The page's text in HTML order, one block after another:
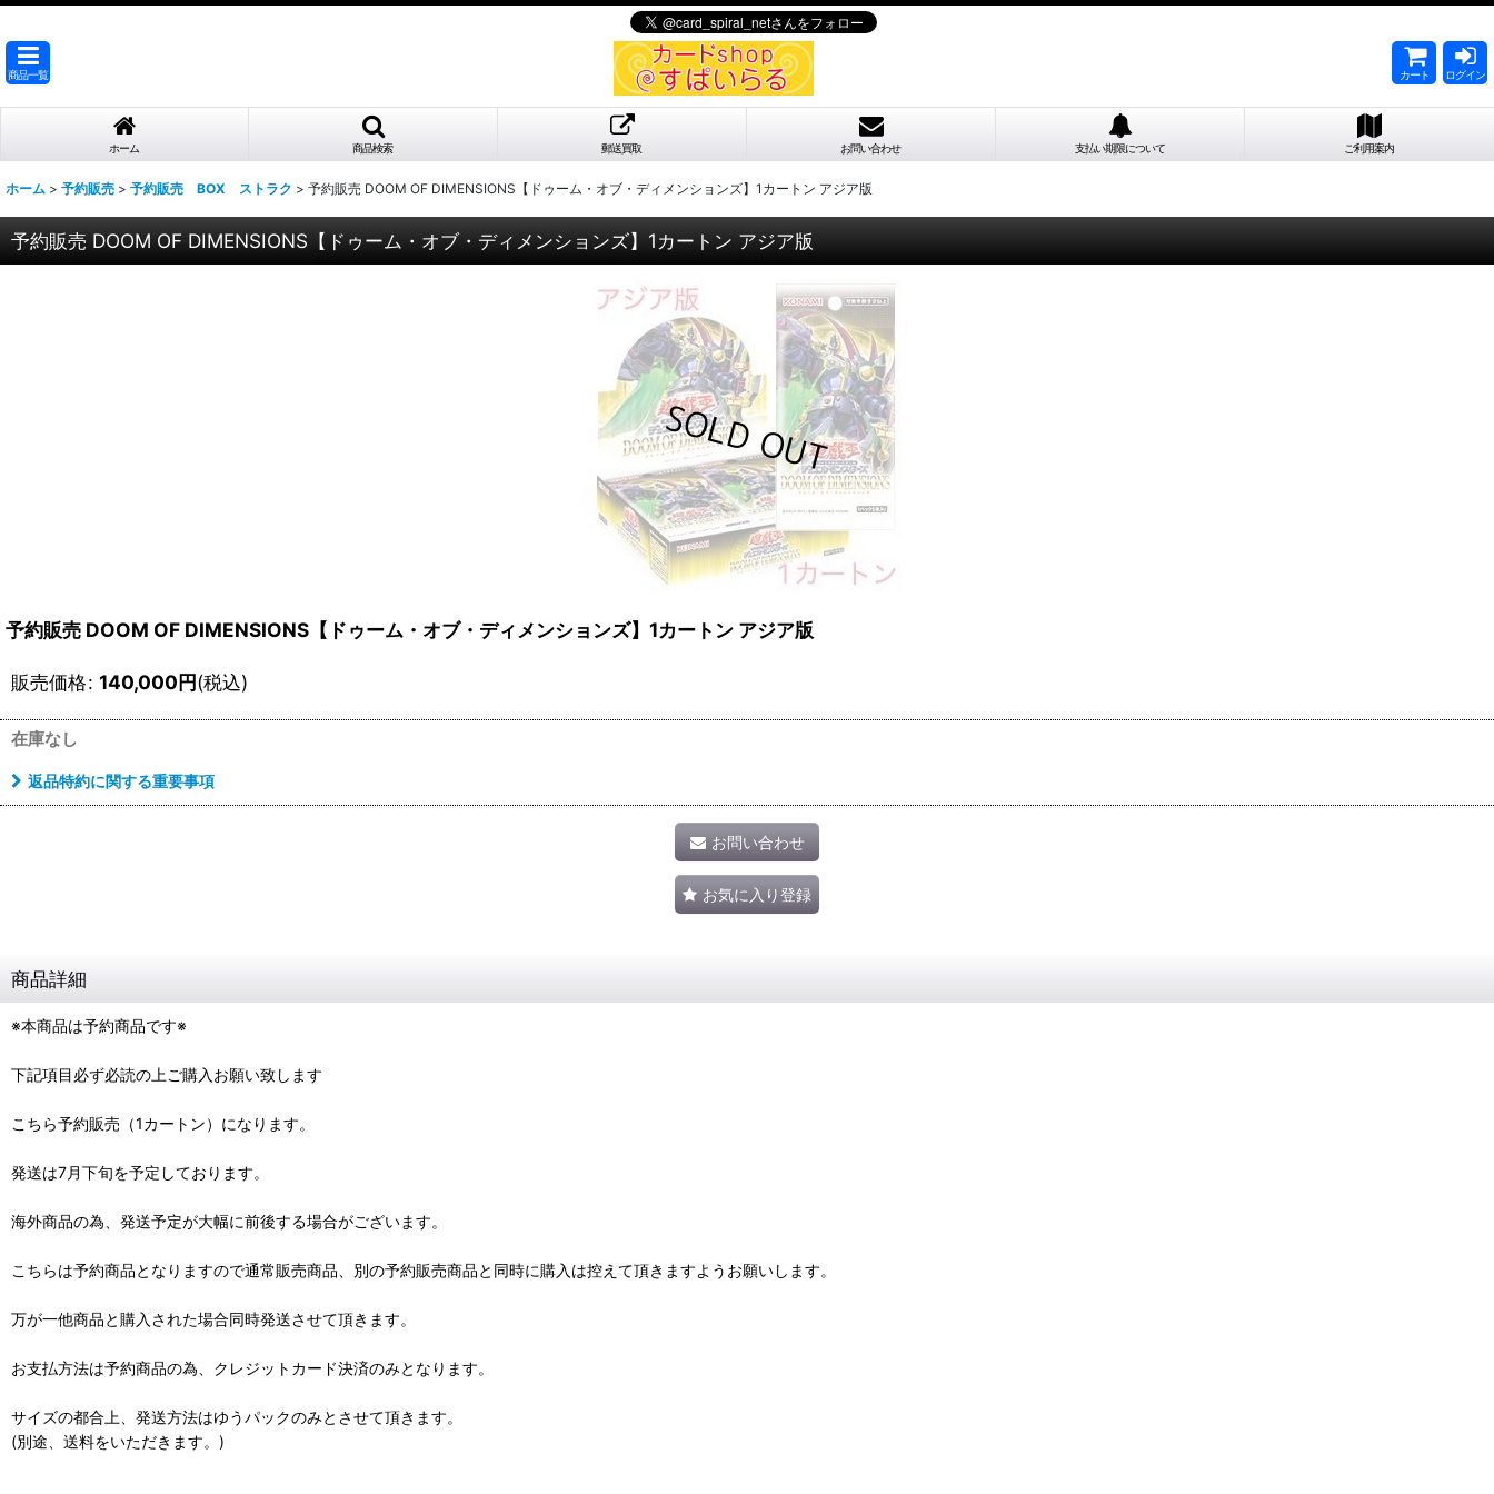
商品一覧 カート ログイン
ホーム 商品検索 郵送買取 お問い合わせ 支払い期限について ご利用案内
ホーム > 予約販売 > 予約販売 BOX ストラク > 予約販売 DOOM OF DIMENSIONS【ドゥーム・オブ・ディメンションズ】1カートン アジア版
予約販売 DOOM OF DIMENSIONS【ドゥーム・オブ・ディメンションズ】1カートン アジア版
予約販売 DOOM OF DIMENSIONS【ドゥーム・オブ・ディメンションズ】1カートン アジア版
販売価格: 140,000円(税込)
在庫なし
返品特約に関する重要事項
お問い合わせ
お気に入り登録
商品詳細
※本商品は予約商品です※
下記項目必ず必読の上ご購入お願い致します
こちら予約販売（1カートン）になります。
発送は7月下旬を予定しております。
海外商品の為、発送予定が大幅に前後する場合がございます。
こちらは予約商品となりますので通常販売商品、別の予約販売商品と同時に購入は控えて頂きますようお願いします。
万が一他商品と購入された場合同時発送させて頂きます。
お支払方法は予約商品の為、クレジットカード決済のみとなります。
サイズの都合上、発送方法はゆうパックのみとさせて頂きます。
(別途、送料をいただきます。)